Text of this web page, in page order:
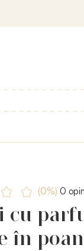
(0%) 0
cu
în